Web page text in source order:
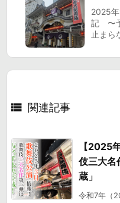
2025
記 〜
止まら
 関連記事
【2025
伎三大名
蔵」
令和7年（